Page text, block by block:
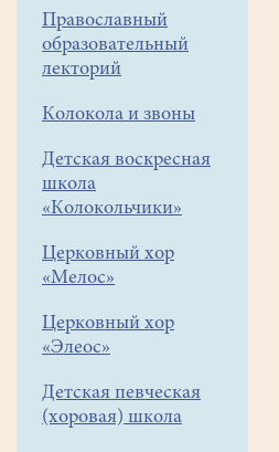
Православный
образовательный
лекторий
Колокола и звоны
Детская воскресная
школа
«Колокольчики»
Церковный хор
«Мелос»
Церковный хор
«Элеос»
Детская певческая
(хоровая) школа